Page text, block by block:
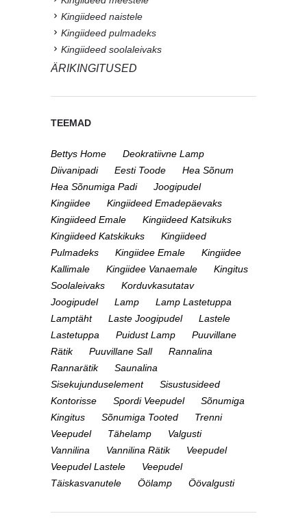
Kingiideed naistele
Kingiideed pulmadeks
Kingiideed soolaleivaks
ÄRIKINGITUSED
TEEMAD
Bettys Home
Deokratiivne Lamp
Diivanipadi
Eesti Toode
Hea Sõnum
Hea Sõnumiga Padi
Joogipudel
Kingiidee
Kingiideed Emadepäevaks
Kingiideed Emale
Kingiideed Katsikuks
Kingiideed Katskikuks
Kingiideed
Pulmadeks
Kingiidee Emale
Kingiidee
Kallimale
Kingiidee Vanaemale
Kingitus
Soolaleivaks
Korduvkasutatav
Joogipudel
Lamp
Lamp Lastetuppa
Lamptäht
Laste Joogipudel
Lastele
Lastetuppa
Puidust Lamp
Puuvillane
Rätik
Puuvillane Sall
Rannalina
Rannarätik
Saunalina
Sisekujunduselement
Sisustusideed
Kontorisse
Spordi Veepudel
Sõnumiga
Kingitus
Sõnumiga Tooted
Trenni
Veepudel
Tähelamp
Valgusti
Vannilina
Vannilina Rätik
Veepudel
Veepudel Lastele
Veepudel
Täiskasvanutele
Öölamp Öövalgusti